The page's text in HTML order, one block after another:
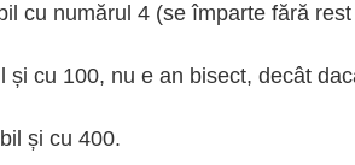
cu numărul 4 (se împarte fără
și cu 100, nu e an bisect, decât
și cu 400.